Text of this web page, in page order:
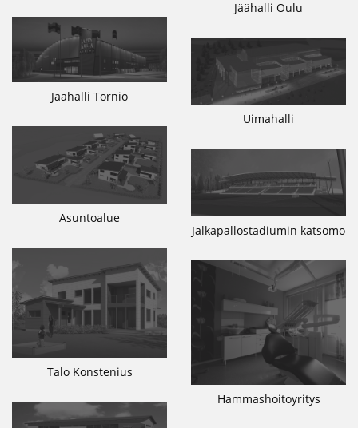
Jäähalli Oulu
Jäähalli Tornio
Uimahalli
Asuntoalue
Jalkapallostadiumin katsomo
Talo Konstenius
Hammashoitoyritys